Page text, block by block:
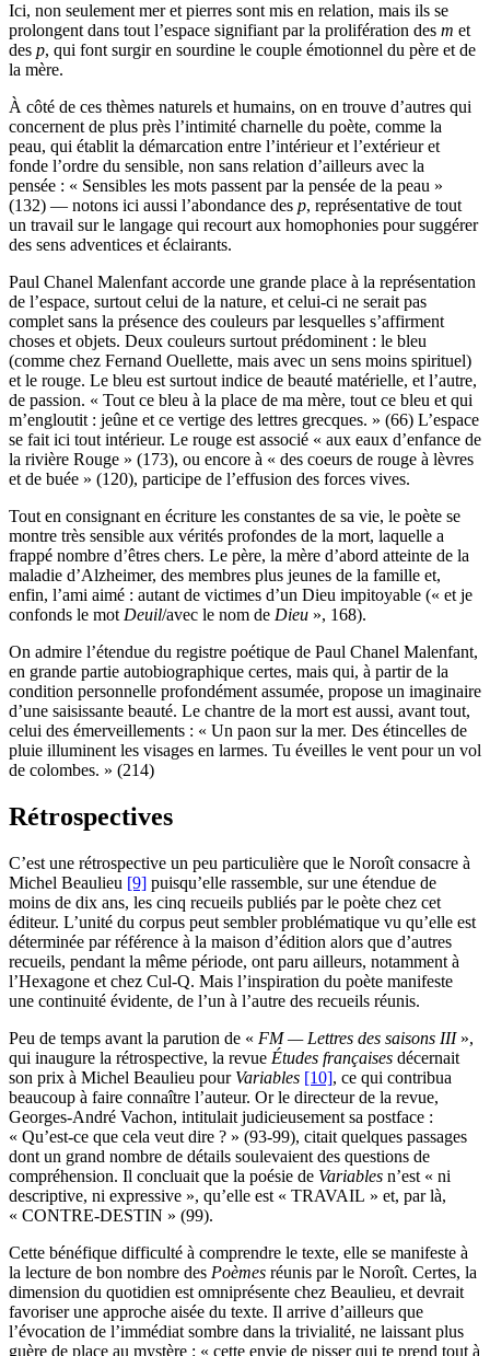
Ici, non seulement mer et pierres sont mis en relation, mais ils se
prolongent dans tout l’espace signifiant par la prolifération des m et
des p, qui font surgir en sourdine le couple émotionnel du père et de
la mère.
À côté de ces thèmes naturels et humains, on en trouve d’autres qui
concernent de plus près l’intimité charnelle du poète, comme la
peau, qui établit la démarcation entre l’intérieur et l’extérieur et
fonde l’ordre du sensible, non sans relation d’ailleurs avec la
pensée : « Sensibles les mots passent par la pensée de la peau »
(132) — notons ici aussi l’abondance des p, représentative de tout
un travail sur le langage qui recourt aux homophonies pour suggérer
des sens adventices et éclairants.
Paul Chanel Malenfant accorde une grande place à la représentation
de l’espace, surtout celui de la nature, et celui-ci ne serait pas
complet sans la présence des couleurs par lesquelles s’affirment
choses et objets. Deux couleurs surtout prédominent : le bleu
(comme chez Fernand Ouellette, mais avec un sens moins spirituel)
et le rouge. Le bleu est surtout indice de beauté matérielle, et l’autre,
de passion. « Tout ce bleu à la place de ma mère, tout ce bleu et qui
m’engloutit : jeûne et ce vertige des lettres grecques. » (66) L’espace
se fait ici tout intérieur. Le rouge est associé « aux eaux d’enfance de
la rivière Rouge » (173), ou encore à « des coeurs de rouge à lèvres
et de buée » (120), participe de l’effusion des forces vives.
Tout en consignant en écriture les constantes de sa vie, le poète se
montre très sensible aux vérités profondes de la mort, laquelle a
frappé nombre d’êtres chers. Le père, la mère d’abord atteinte de la
maladie d’Alzheimer, des membres plus jeunes de la famille et,
enfin, l’ami aimé : autant de victimes d’un Dieu impitoyable (« et je
confonds le mot Deuil/avec le nom de Dieu », 168).
On admire l’étendue du registre poétique de Paul Chanel Malenfant,
en grande partie autobiographique certes, mais qui, à partir de la
condition personnelle profondément assumée, propose un imaginaire
d’une saisissante beauté. Le chantre de la mort est aussi, avant tout,
celui des émerveillements : « Un paon sur la mer. Des étincelles de
pluie illuminent les visages en larmes. Tu éveilles le vent pour un vol
de colombes. » (214)
Rétrospectives
C’est une rétrospective un peu particulière que le Noroît consacre à
Michel Beaulieu [9] puisqu’elle rassemble, sur une étendue de
moins de dix ans, les cinq recueils publiés par le poète chez cet
éditeur. L’unité du corpus peut sembler problématique vu qu’elle est
déterminée par référence à la maison d’édition alors que d’autres
recueils, pendant la même période, ont paru ailleurs, notamment à
l’Hexagone et chez Cul-Q. Mais l’inspiration du poète manifeste
une continuité évidente, de l’un à l’autre des recueils réunis.
Peu de temps avant la parution de « FM — Lettres des saisons III»,
qui inaugure la rétrospective, la revue Études françaises décernait
son prix à Michel Beaulieu pour Variables [10], ce qui contribua
beaucoup à faire connaître l’auteur. Or le directeur de la revue,
Georges-André Vachon, intitulait judicieusement sa postface :
« Qu’est-ce que cela veut dire ? » (93-99), citait quelques passages
dont un grand nombre de détails soulevaient des questions de
compréhension. Il concluait que la poésie de Variables n’est « ni
descriptive, ni expressive », qu’elle est « TRAVAIL » et, par là,
« CONTRE-DESTIN » (99).
Cette bénéfique difficulté à comprendre le texte, elle se manifeste à
la lecture de bon nombre des Poèmes réunis par le Noroît. Certes, la
dimension du quotidien est omniprésente chez Beaulieu, et devrait
favoriser une approche aisée du texte. Il arrive d’ailleurs que
l’évocation de l’immédiat sombre dans la trivialité, ne laissant plus
guère de place au mystère : « cette envie de pisser qui te prend tout à